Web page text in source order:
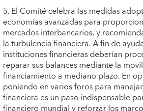
5. El Comité celebra las medidas
economías avanzadas para
mercados interbancarios, y
la turbulencia financiera. A fin de
instituciones financieras deberían
reparar sus balances mediante la
financiamiento a mediano plazo. En
poniendo en varios foros para
financiera es un paso indispensable